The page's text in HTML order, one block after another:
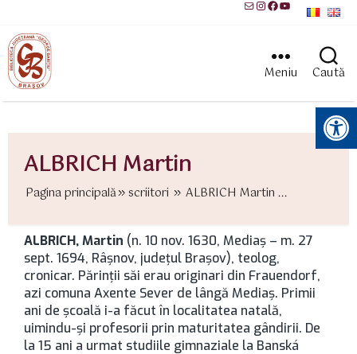
MailInstagram
Facebook
YouTube
Meniu Caută
Instrumente pentru accesibilitate
ALBRICH Martin
Pagina principală scriitori ALBRICH Martin ...
ALBRICH, Martin (n. 10 nov. 1630, Mediaş – m. 27
sept. 1694, Râşnov, județul Brașov), teolog,
cronicar. Părinţii săi erau originari din Frauendorf,
azi comuna Axente Sever de lângă Mediaş. Primii
ani de şcoală i-a făcut în localitatea natală,
uimindu-şi profesorii prin maturitatea gândirii. De
la 15 ani a urmat studiile gimnaziale la Banská